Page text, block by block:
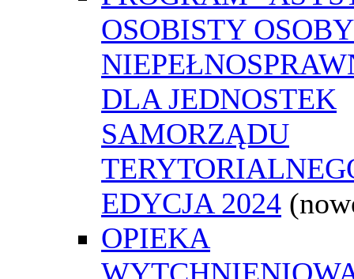
OSOBISTY
DLA JEDNOSTEK
SAMORZĄDU
EDYCJA 2024
OPIEKA